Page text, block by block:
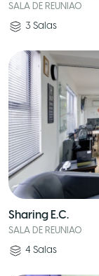
SALA DE REUNIAO
3 Salas
Sharing E.C.
SALA DE REUNIAO
4 Salas